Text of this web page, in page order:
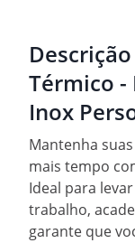
Térmico -
Inox
Mantenha
mais tempo
Ideal para
trabalho,
garante que